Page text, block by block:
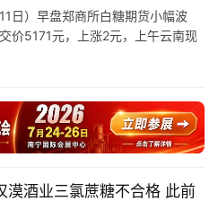
日）早盘郑商所白糖期货小幅波
价5171元，上涨2元，上午云南现
漠酒业三氯蔗糖不合格 此前